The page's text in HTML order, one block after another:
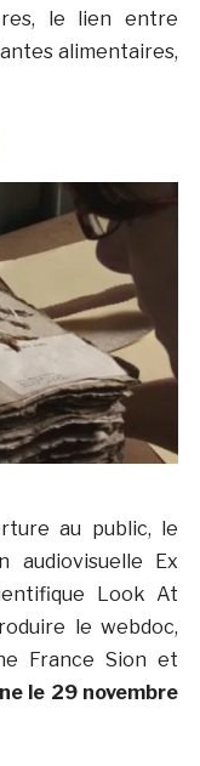
le lien entre
alimentaires,
au public, le
audiovisuelle Ex
Look At
le webdoc,
France Sion et
le 29 novembre